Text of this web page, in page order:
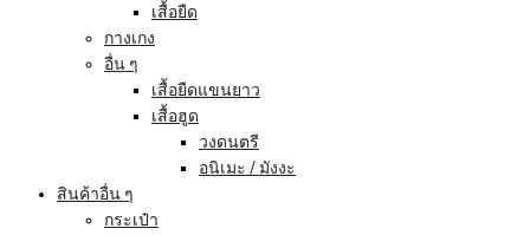
เสื้อยืด
กางเกง
อื่น ๆ
เสื้อยืดแขนยาว
เสื้อฮูด
วงดนตรี
อนิเมะ / มังงะ
สินค้าอื่น ๆ
กระเป๋า